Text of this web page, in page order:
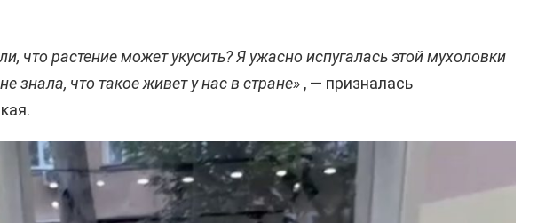
что растение может укусить? Я ужасно испугалась этой мухоловки
знала, что такое живет у нас в стране» , — призналась